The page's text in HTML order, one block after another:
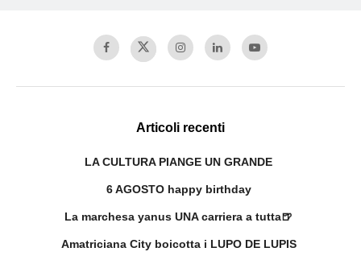
Articoli recenti
LA CULTURA PIANGE UN GRANDE
6 AGOSTO happy birthday
La marchesa yanus UNA carriera a tutta🍺
Amatriciana City boicotta i LUPO DE LUPIS